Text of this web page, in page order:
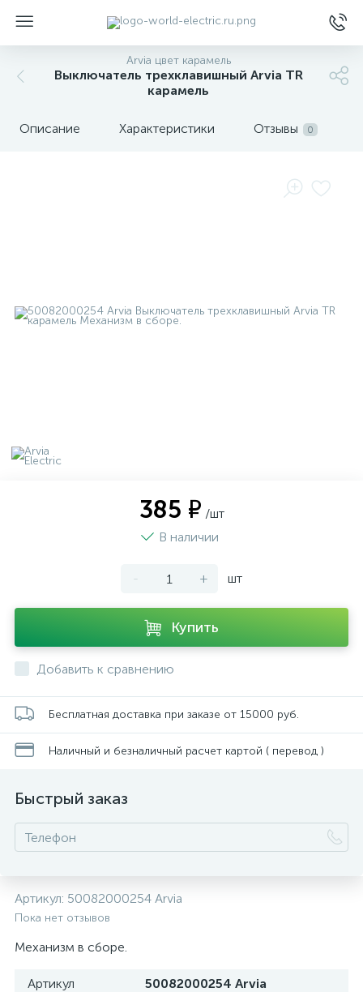
Arvia цвет карамель
Выключатель трехклавишный Arvia TR
карамель
Описание Характеристики Отзывы 0
385 ₽ /шт
В наличии
- + шт
Купить
Добавить к сравнению
Бесплатная доставка при заказе от 15000 руб.
Наличный и безналичный расчет картой ( перевод )
Быстрый заказ
Артикул: 50082000254 Arvia
Пока нет отзывов
Механизм в сборе.
Артикул
50082000254 Arvia